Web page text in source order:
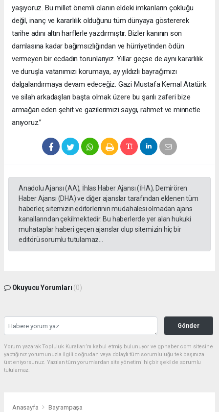
yaşıyoruz. Bu millet önemli olanın eldeki imkanların çokluğu
değil, inanç ve kararlılık olduğunu tüm dünyaya göstererek
tarihe adını altın harflerle yazdırmıştır. Bizler kanının son
damlasına kadar bağımsızlığından ve hürriyetinden ödün
vermeyen bir ecdadın torunlarıyız. Yıllar geçse de aynı kararlılık
ve duruşla vatanımızı korumaya, ay yıldızlı bayrağımızı
dalgalandırmaya devam edeceğiz. Gazi Mustafa Kemal Atatürk
ve silah arkadaşları başta olmak üzere bu şanlı zaferi bize
armağan eden şehit ve gazilerimizi saygı, rahmet ve minnetle
anıyoruz.”
Anadolu Ajansı (AA), İhlas Haber Ajansı (İHA), Demirören
Haber Ajansı (DHA) ve diğer ajanslar tarafından eklenen tüm
haberler, sitemizin editörlerinin müdahalesi olmadan ajans
kanallarından çekilmektedir. Bu haberlerde yer alan hukuki
muhataplar haberi geçen ajanslar olup sitemizin hiç bir
editörü sorumlu tutulamaz...
Okuyucu Yorumları (0)
Gönder
Yorum yazarak Topluluk Kuralları’nı kabul etmiş bulunuyor ve gphaber.com sitesine
yaptığınız yorumunuzla ilgili doğrudan veya dolaylı tüm sorumluluğu tek başınıza
üstleniyorsunuz. Yazılan tüm yorumlardan site yönetimi hiçbir şekilde sorumlu
tutulamaz.
Anasayfa Bayrampaşa